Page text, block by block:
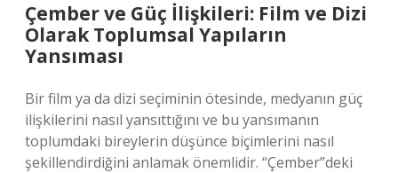
Çember ve Güç İlişkileri: Film ve Dizi
Olarak Toplumsal Yapıların
Yansıması
Bir film ya da dizi seçiminin ötesinde, medyanın güç
ilişkilerini nasıl yansıttığını ve bu yansımanın
toplumdaki bireylerin düşünce biçimlerini nasıl
şekillendirdiğini anlamak önemlidir. “Çember”deki